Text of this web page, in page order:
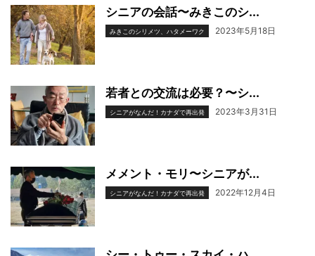
シニアの会話〜みきこのシ...
みきこのシリメツ、ハタメーワク 2023年5月18日
若者との交流は必要？〜シ...
シニアがなんだ！カナダで再出発 2023年3月31日
メメント・モリ〜シニアが...
シニアがなんだ！カナダで再出発 2022年12月4日